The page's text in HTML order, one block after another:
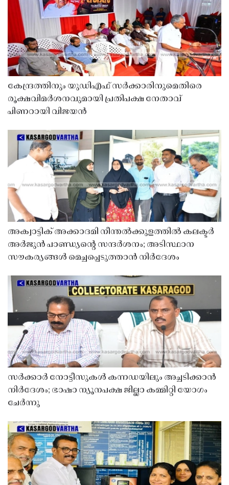
കേന്ദ്രത്തിനും യുഡിഎഫ് സർക്കാരിനുമെതിരെ
രൂക്ഷവിമർശനവുമായി പ്രതിപക്ഷ നേതാവ്
പിണറായി വിജയൻ
അക്വാട്ടിക് അക്കാദമി നീന്തൽക്കുളത്തിൽ കലക്ടർ
അർജുൻ പാണ്ഡ്യൻ്റെ സന്ദർശനം; അടിസ്ഥാന
സൗകര്യങ്ങൾ മെച്ചപ്പെടുത്താൻ നിർദേശം
സർക്കാർ നോട്ടീസുകൾ കന്നഡയിലും അച്ചടിക്കാൻ
നിർദേശം; ഭാഷാ ന്യൂനപക്ഷ ജില്ലാ കമ്മിറ്റി യോഗം
ചേർന്നു